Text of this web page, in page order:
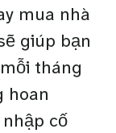
mua nhà
giúp bạn
tháng
hoan
cố